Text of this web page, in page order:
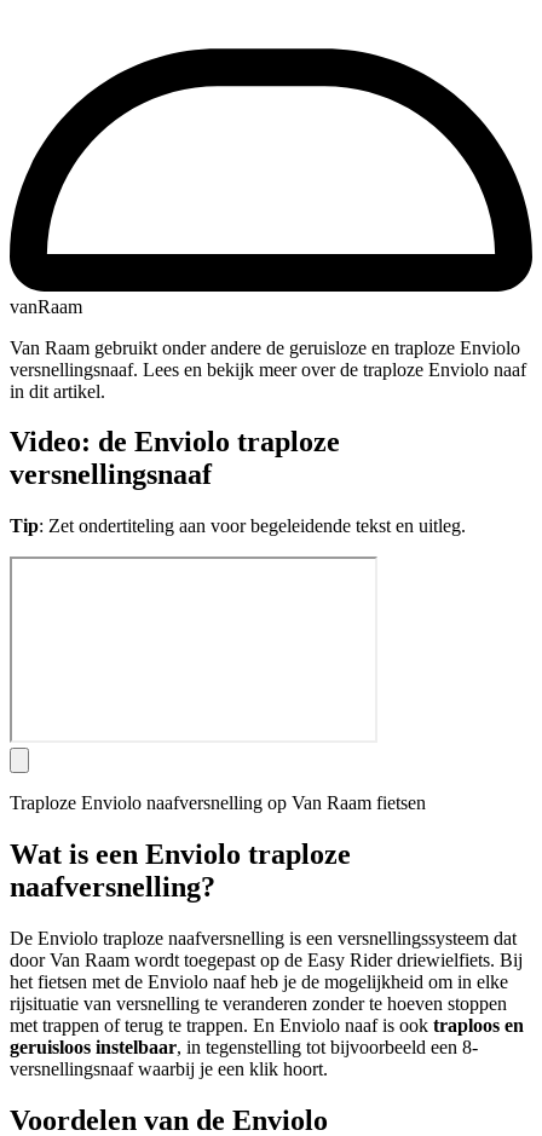
vanRaam
Van Raam gebruikt onder andere de geruisloze en traploze Enviolo
versnellingsnaaf. Lees en bekijk meer over de traploze Enviolo naaf
in dit artikel.
Video: de Enviolo traploze
versnellingsnaaf
Tip: Zet ondertiteling aan voor begeleidende tekst en uitleg.
Traploze Enviolo naafversnelling op Van Raam fietsen
Wat is een Enviolo traploze
naafversnelling?
De Enviolo traploze naafversnelling is een versnellingssysteem dat
door Van Raam wordt toegepast op de Easy Rider driewielfiets. Bij
het fietsen met de Enviolo naaf heb je de mogelijkheid om in elke
rijsituatie van versnelling te veranderen zonder te hoeven stoppen
met trappen of terug te trappen. En Enviolo naaf is ook traploos en
geruisloos instelbaar, in tegenstelling tot bijvoorbeeld een 8-
versnellingsnaaf waarbij je een klik hoort.
Voordelen van de Enviolo